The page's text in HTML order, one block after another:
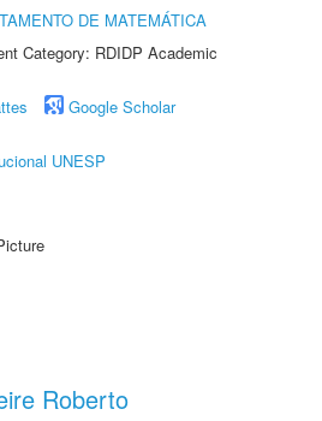
DE MATEMÁTICA
Category: RDIDP Academic
Google Scholar
UNESP
Roberto